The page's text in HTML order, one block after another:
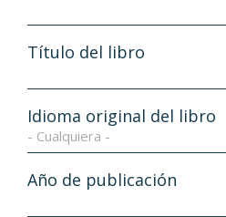
Título del libro
Idioma original del libro
- Cualquiera -
Año de publicación